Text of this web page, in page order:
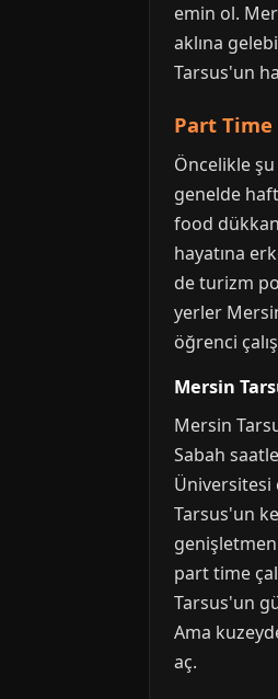
emin ol.
aklına
Tarsus'un
Part
Öncelikle şu
genelde
food
hayatına
de turizm
yerler
öğrenci
Mersin
Mersin
Sabah
Üniversitesi
Tarsus'un
part time
Tarsus'un
Ama
aç.